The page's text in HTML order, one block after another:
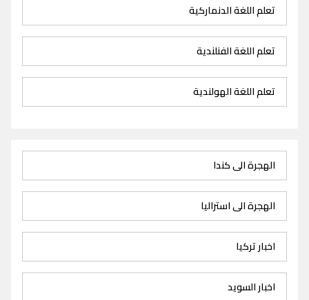
تعلم اللغة الدنماركية
تعلم اللغة الفنلندية
تعلم اللغة الهولندية
الهجرة الى كندا
الهجرة الى استراليا
اخبار تركيا
اخبار السويد